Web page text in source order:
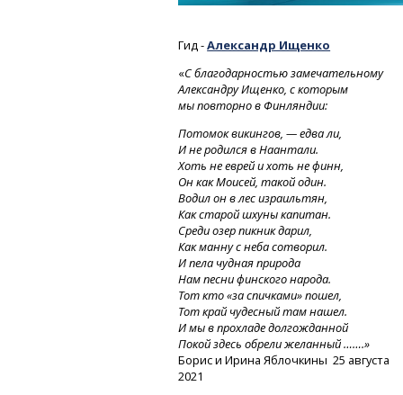
Гид -Александр Ищенко
«С благодарностью замечательному
Александру Ищенко, с которым
мы повторно в Финляндии:
Потомок викингов, — едва ли,
И не родился в Наантали.
Хоть не еврей и хоть не финн,
Он как Моисей, такой один.
Водил он в лес израильтян,
Как старой шхуны капитан.
Среди озер пикник дарил,
Как манну с неба сотворил.
И пела чудная природа
Нам песни финского народа.
Тот кто «за спичками» пошел,
Тот край чудесный там нашел.
И мы в прохладе долгожданной
Покой здесь обрели желанный …….»
Борис и Ирина Яблочкины 25 августа
2021